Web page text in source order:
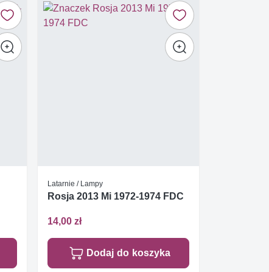
Latarnie / Lampy
Rosja 2013 Mi 1972-1974 FDC
14,00 zł
Dodaj do koszyka